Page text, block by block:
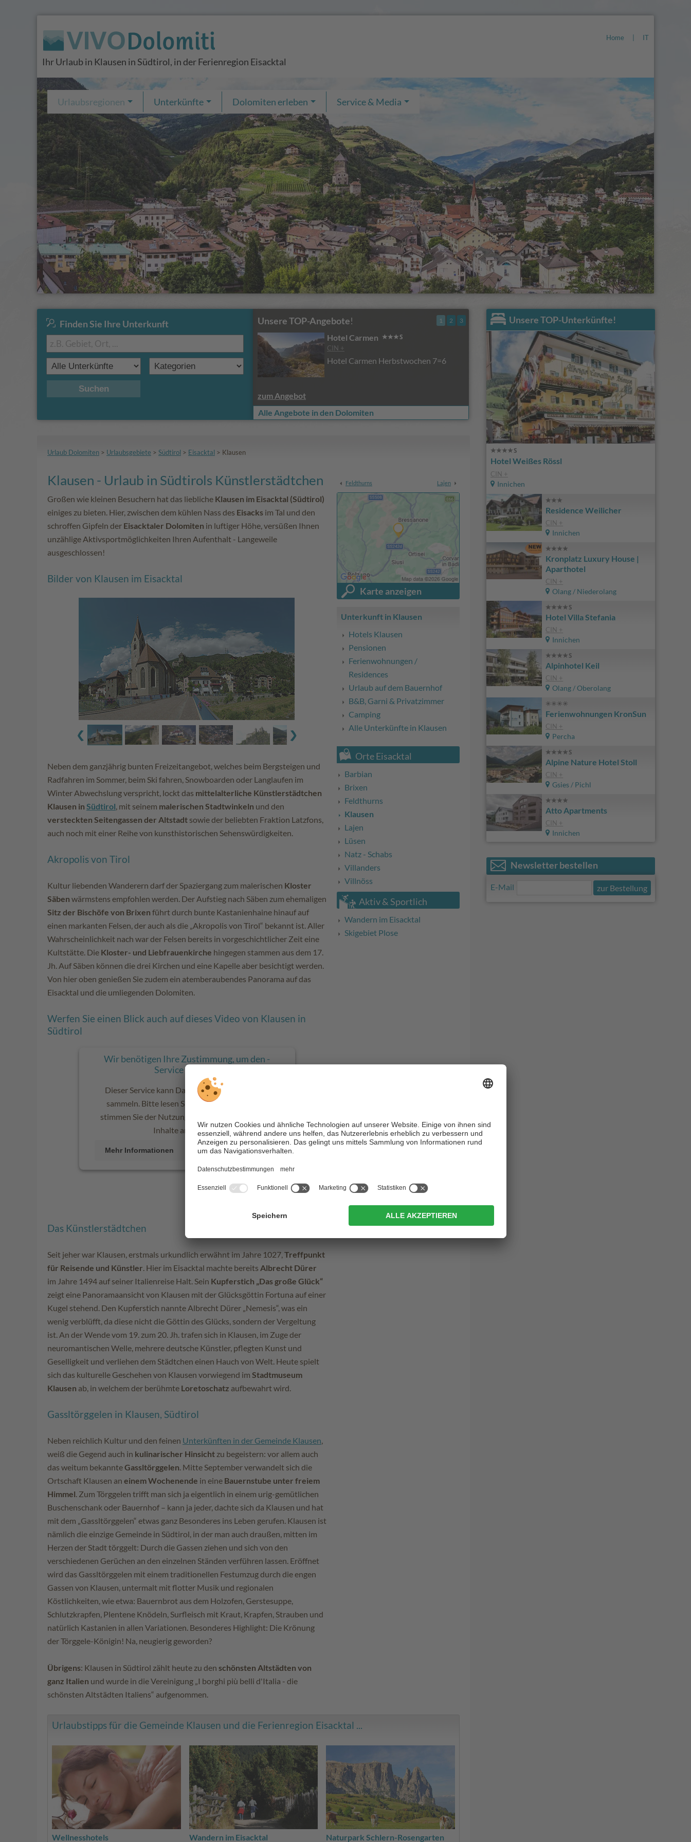
Home IT
Ihr Urlaub in Klausen in Südtirol, in der Ferienregion Eisacktal
Finden Sie Ihre Unterkunft
Suchen
Unsere TOP-Angebote!
Hotel Carmen
CIN +
Hotel Carmen Herbstwochen 7=6
zum Angebot
1 2 3
Alle Angebote in den Dolomiten
Urlaubsregionen Unterkünfte Dolomiten erleben Service & Media
Urlaub Dolomiten > Urlaubsgebiete > Südtirol > Eisacktal > Klausen
Klausen - Urlaub in Südtirols Künstlerstädtchen Feldthurns Lajen
Großen wie kleinen Besuchern hat das liebliche Klausen im Eisacktal (Südtirol)
einiges zu bieten. Hier, zwischen dem kühlen Nass des Eisacks im Tal und den
schroffen Gipfeln der Eisacktaler Dolomiten in luftiger Höhe, versüßen Ihnen
unzählige Aktivsportmöglichkeiten Ihren Aufenthalt - Langeweile
ausgeschlossen!
Bilder von Klausen im Eisacktal
Neben dem ganzjährig bunten Freizeitangebot, welches beim Bergsteigen und
Radfahren im Sommer, beim Ski fahren, Snowboarden oder Langlaufen im
Winter Abwechslung verspricht, lockt das mittelalterliche Künstlerstädtchen
Klausen in Südtirol, mit seinem malerischen Stadtwinkeln und den
versteckten Seitengassen der Altstadt sowie der beliebten Fraktion Latzfons,
auch noch mit einer Reihe von kunsthistorischen Sehenswürdigkeiten.
Akropolis von Tirol
Kultur liebenden Wanderern darf der Spaziergang zum malerischen Kloster
Säben wärmstens empfohlen werden. Der Aufstieg nach Säben zum ehemaligen
Sitz der Bischöfe von Brixen führt durch bunte Kastanienhaine hinauf auf
einen markanten Felsen, der auch als die „Akropolis von Tirol“ bekannt ist. Aller
Wahrscheinlichkeit nach war der Felsen bereits in vorgeschichtlicher Zeit eine
Kultstätte. Die Kloster- und Liebfrauenkirche hingegen stammen aus dem 17.
Jh. Auf Säben können die drei Kirchen und eine Kapelle aber besichtigt werden.
Von hier oben genießen Sie zudem ein atemberaubendes Panorama auf das
Eisacktal und die umliegenden Dolomiten.
Werfen Sie einen Blick auch auf dieses Video von Klausen in
Südtirol
Wir benötigen Ihre Zustimmung, um den -
Service zu laden.
Dieser Service kann Daten zu Ihren Aktivitäten
sammeln. Bitte lesen Sie die Details durch und
stimmen Sie der Nutzung des Service zu, um diese
Inhalte anzuzeigen.
Mehr Informationen AKZEPTIEREN
Das Künstlerstädtchen
Seit jeher war Klausen, erstmals urkundlich erwähnt im Jahre 1027,Treffpunkt
für Reisende und Künstler. Hier im Eisacktal machte bereits Albrecht Dürer
im Jahre 1494 auf seiner Italienreise Halt. Sein Kupferstich „Das große Glück“
zeigt eine Panoramaansicht von Klausen mit der Glücksgöttin Fortuna auf einer
Kugel stehend. Den Kupferstich nannte Albrecht Dürer „Nemesis“, was ein
wenig verblüfft, da diese nicht die Göttin des Glücks, sondern der Vergeltung
ist. An der Wende vom 19. zum 20. Jh. trafen sich in Klausen, im Zuge der
neuromantischen Welle, mehrere deutsche Künstler, pflegten Kunst und
Geselligkeit und verliehen dem Städtchen einen Hauch von Welt. Heute spielt
sich das kulturelle Geschehen von Klausen vorwiegend im Stadtmuseum
Klausen ab, in welchem der berühmte Loretoschatz aufbewahrt wird.
Gassltörggelen in Klausen, Südtirol
Neben reichlich Kultur und den feinen Unterkünften in der Gemeinde Klausen,
weiß die Gegend auch in kulinarischer Hinsicht zu begeistern: vor allem auch
das weitum bekannteGassltörggelen. Mitte September verwandelt sich die
Ortschaft Klausen an einem Wochenende in eine Bauernstube unter freiem
Himmel. Zum Törggelen trifft man sich ja eigentlich in einem urig-gemütlichen
Buschenschank oder Bauernhof – kann ja jeder, dachte sich da Klausen und hat
mit dem „Gassltörggelen“ etwas ganz Besonderes ins Leben gerufen. Klausen ist
nämlich die einzige Gemeinde in Südtirol, in der man auch draußen, mitten im
Herzen der Stadt törggelt: Durch die Gassen ziehen und sich von den
verschiedenen Gerüchen an den einzelnen Ständen verführen lassen. Eröffnet
wird das Gassltörggelen mit einem traditionellen Festumzug durch die engen
Gassen von Klausen, untermalt mit flotter Musik und regionalen
Köstlichkeiten, wie etwa: Bauernbrot aus dem Holzofen, Gerstesuppe,
Schlutzkrapfen, Plentene Knödeln, Surfleisch mit Kraut, Krapfen, Strauben und
natürlich Kastanien in allen Variationen. Besonderes Highlight: Die Krönung
der Törggele-Königin! Na, neugierig geworden?
Übrigens: Klausen in Südtirol zählt heute zu den schönsten Altstädten von
ganz Italien und wurde in die Vereinigung „I borghi più belli d'Italia - die
schönsten Altstädten Italiens“ aufgenommen.
Karte anzeigen
Unterkunft in Klausen
Hotels Klausen
Pensionen
Ferienwohnungen /
Residences
Urlaub auf dem Bauernhof
B&B, Garni & Privatzimmer
Camping
Alle Unterkünfte in Klausen
Orte Eisacktal
Barbian
Brixen
Feldthurns
Klausen
Lajen
Lüsen
Natz - Schabs
Villanders
Villnöss
Aktiv & Sportlich
Wandern im Eisacktal
Skigebiet Plose
Urlaubstipps für die Gemeinde Klausen und die Ferienregion Eisacktal ...
Wellnesshotels Wandern im Eisacktal Naturpark Schlern-Rosengarten
Unsere TOP-Unterkünfte!
Hotel Weißes Rössl
CIN +
Innichen
Residence Weilicher
CIN +
Innichen
Kronplatz Luxury House |
Aparthotel
CIN +
Olang / Niederolang
Hotel Villa Stefania
CIN +
Innichen
Alpinhotel Keil
CIN +
Olang / Oberolang
Ferienwohnungen KronSun
CIN +
Percha
Alpine Nature Hotel Stoll
CIN +
Gsies / Pichl
Atto Apartments
CIN +
Innichen
Newsletter bestellen
E-Mail